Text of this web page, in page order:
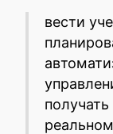
вести